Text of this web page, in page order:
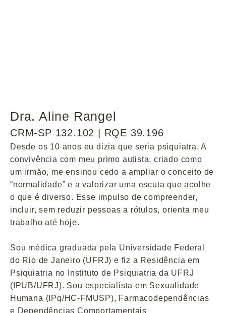
Dra. Aline Rangel
CRM-SP 132.102 | RQE 39.196
Desde os 10 anos eu dizia que seria psiquiatra. A
convivência com meu primo autista, criado como
um irmão, me ensinou cedo a ampliar o conceito de
“normalidade” e a valorizar uma escuta que acolhe
o que é diverso. Esse impulso de compreender,
incluir, sem reduzir pessoas a rótulos, orienta meu
trabalho até hoje.
Sou médica graduada pela Universidade Federal
do Rio de Janeiro (UFRJ) e fiz a Residência em
Psiquiatria no Instituto de Psiquiatria da UFRJ
(IPUB/UFRJ). Sou especialista em Sexualidade
Humana (IPq/HC-FMUSP), Farmacodependências
e Dependências Comportamentais